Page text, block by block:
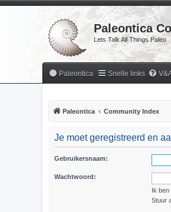
Paleontica
Lets Talk All Things Paleo
Paleontica Snelle links
Paleontica Community Index
Je moet geregistreerd en
Gebruikersnaam:
Wachtwoord:
Ik ben
Stuur